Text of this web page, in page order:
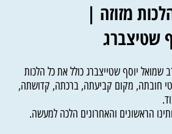
מזוזה |
שטיצברג
יוסף שטייצברג כולל את כל הלכות
חובתה, מקום קביעתה, ברכתה, קדושתה,
הראשונים והאחרונים הלכה למעשה.